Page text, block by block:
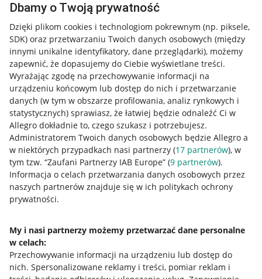
Dbamy o Twoją prywatność
Dzięki plikom cookies i technologiom pokrewnym (np. piksele,
SDK) oraz przetwarzaniu Twoich danych osobowych (między
innymi unikalne identyfikatory, dane przeglądarki), możemy
zapewnić, że dopasujemy do Ciebie wyświetlane treści.
Wyrażając zgodę na przechowywanie informacji na
urządzeniu końcowym lub dostęp do nich i przetwarzanie
danych (w tym w obszarze profilowania, analiz rynkowych i
statystycznych) sprawiasz, że łatwiej będzie odnaleźć Ci w
Allegro dokładnie to, czego szukasz i potrzebujesz.
Administratorem Twoich danych osobowych będzie Allegro a
w niektórych przypadkach nasi partnerzy (17 partnerów), w
tym tzw. “Zaufani Partnerzy IAB Europe” (9 partnerów).
Informacja o celach przetwarzania danych osobowych przez
naszych partnerów znajduje się w ich politykach ochrony
prywatności.
My i nasi partnerzy możemy przetwarzać dane personalne
w celach:
Przechowywanie informacji na urządzeniu lub dostęp do
nich. Spersonalizowane reklamy i treści, pomiar reklam i
Przydatne informacje
Jak to działa
Allegro Gadane dla sprzedających
Allegro Gadane dla kupujących